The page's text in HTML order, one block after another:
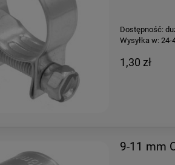
Dostępność:
Wysyłka w: 24-
1,30 zł
9-11 mm